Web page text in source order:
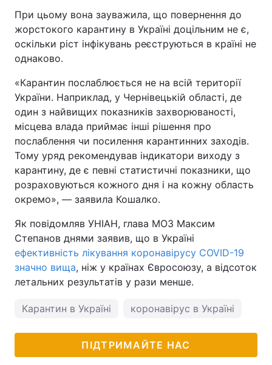
При цьому вона зауважила, що повернення до
жорстокого карантину в Україні доцільним не є,
оскільки ріст інфікувань реєструються в країні не
однаково.
«Карантин послаблюється не на всій території
України. Наприклад, у Чернівецькій області, де
один з найвищих показників захворюваності,
місцева влада приймає інші рішення про
послаблення чи посилення карантинних заходів.
Тому уряд рекомендував індикатори виходу з
карантину, де є певні статистичні показники, що
розраховуються кожного дня і на кожну область
окремо», — заявила Кошалко.
Як повідомляв УНІАН, глава МОЗ Максим
Степанов днями заявив, що в Україні
ефективність лікування коронавірусу COVID-19
значно вища, ніж у країнах Євросоюзу, а відсоток
летальних результатів у рази менше.
Карантин в Україні коронавірус в Україні
ПІДТРИМАЙТЕ НАС